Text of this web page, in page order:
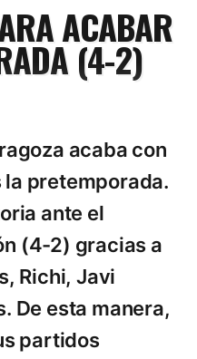
ACABAR
(4-2)
acaba con
la pretemporada.
ante el
(4-2) gracias a
Richi, Javi
De esta manera,
partidos